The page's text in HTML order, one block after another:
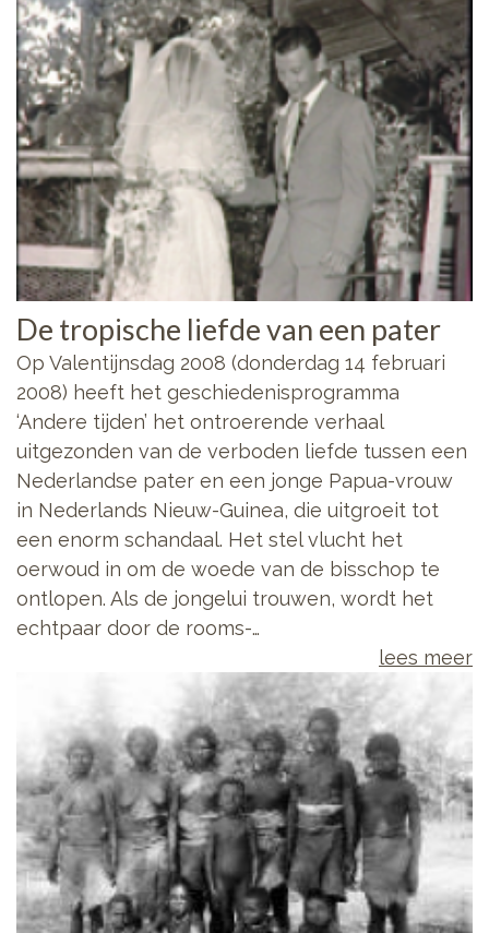
De tropische liefde van een pater
Op Valentijnsdag 2008 (donderdag 14 februari
2008) heeft het geschiedenisprogramma
‘Andere tijden’ het ontroerende verhaal
uitgezonden van de verboden liefde tussen een
Nederlandse pater en een jonge Papua-vrouw
in Nederlands Nieuw-Guinea, die uitgroeit tot
een enorm schandaal. Het stel vlucht het
oerwoud in om de woede van de bisschop te
ontlopen. Als de jongelui trouwen, wordt het
echtpaar door de rooms-…
lees meer